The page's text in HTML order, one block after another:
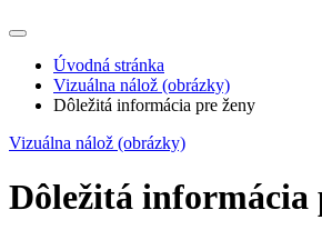
Úvodná stránka
Vizuálna nálož (obrázky)
Dôležitá informácia pre ženy
Vizuálna nálož (obrázky)
Dôležitá informácia